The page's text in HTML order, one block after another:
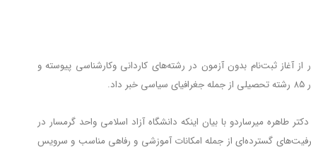
آغاز ثبت‌نام بدون آزمون در رشته‌های کاردانی وکار‌شناسی پیوسته و
طاهره میرساردو با بیان اینکه دانشگاه آزاد اسلامی واحد گرمسار در
ظرفیت‌های گسترده‌ای از جمله امکانات آموزشی و رفاهی مناسب و سرویس